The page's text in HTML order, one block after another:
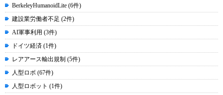
BerkeleyHumanoidLite (6件)
建設業労働者不足 (2件)
AI軍事利用 (3件)
ドイツ経済 (1件)
レアアース輸出規制 (5件)
人型ロボ (67件)
人型ロボット (1件)